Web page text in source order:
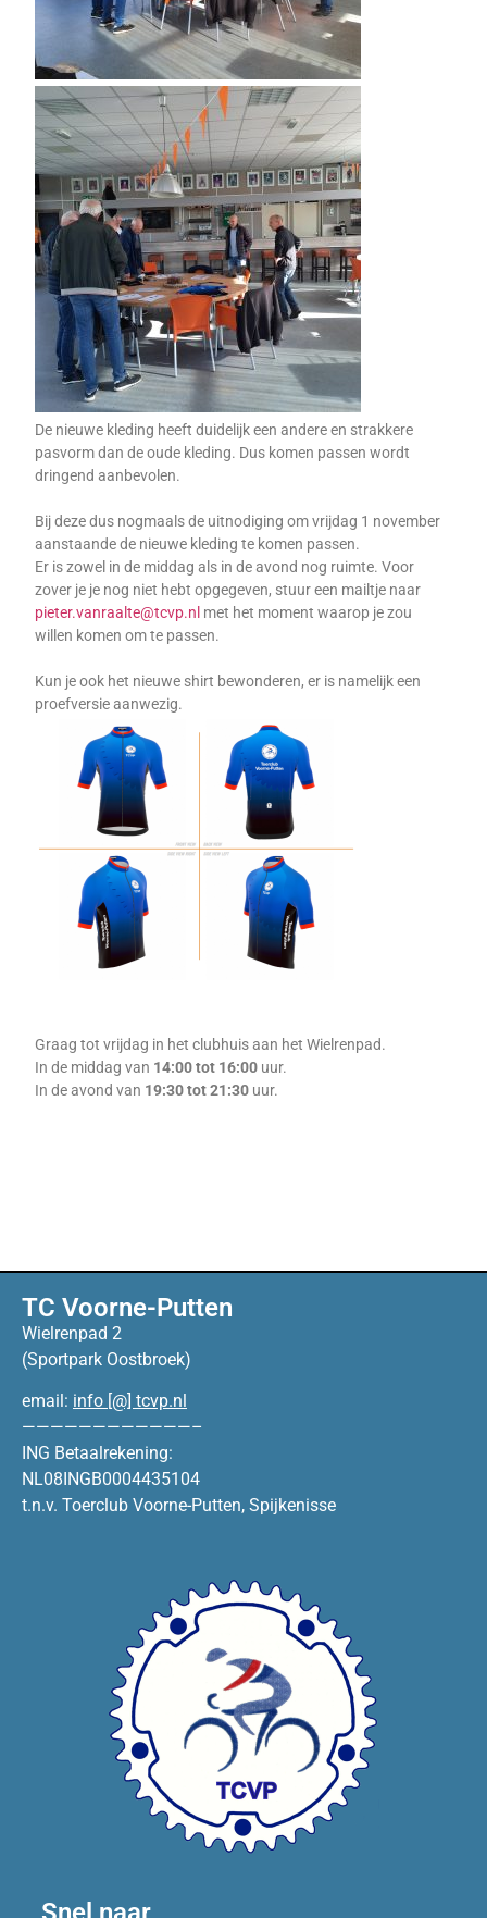
De nieuwe kleding heeft duidelijk een andere en strakkere
pasvorm dan de oude kleding. Dus komen passen wordt
dringend aanbevolen.
Bij deze dus nogmaals de uitnodiging om vrijdag 1 november
aanstaande de nieuwe kleding te komen passen.
Er is zowel in de middag als in de avond nog ruimte. Voor
zover je je nog niet hebt opgegeven, stuur een mailtje naar
pieter.vanraalte@tcvp.nl met het moment waarop je zou
willen komen om te passen.
Kun je ook het nieuwe shirt bewonderen, er is namelijk een
proefversie aanwezig.
Graag tot vrijdag in het clubhuis aan het Wielrenpad.
In de middag van 14:00 tot 16:00 uur.
In de avond van 19:30 tot 21:30 uur.
TC Voorne-Putten
Wielrenpad 2
(Sportpark Oostbroek)
email: info [@] tcvp.nl
————————————–
ING Betaalrekening:
NL08INGB0004435104
t.n.v. Toerclub Voorne-Putten, Spijkenisse